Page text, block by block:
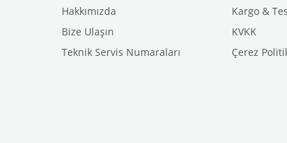
Hakkımızda
Bize Ulaşın
Teknik Servis Numaraları
Kargo &
KVKK
Çerez